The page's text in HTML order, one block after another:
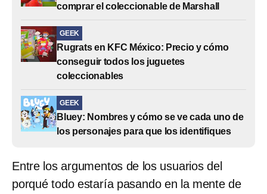
comprar el coleccionable de Marshall
GEEK
Rugrats en KFC México: Precio y cómo
conseguir todos los juguetes
coleccionables
GEEK
Bluey: Nombres y cómo se ve cada uno de
los personajes para que los identifiques
Entre los argumentos de los usuarios del
porqué todo estaría pasando en la mente de